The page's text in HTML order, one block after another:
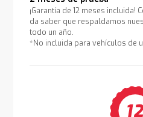
¡Garantía de 12 meses incluida!
da saber que respaldamos
todo un año.
*No incluida para vehículos de